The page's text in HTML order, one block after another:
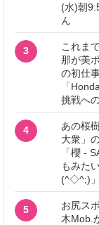
(水)朝
ん
3
これま
那が美
の初仕
「
挑戦へ
4
あの桜
大衆」
「櫻 -
もみた
(^◇^;)」
5
お尻ス
木Mob.